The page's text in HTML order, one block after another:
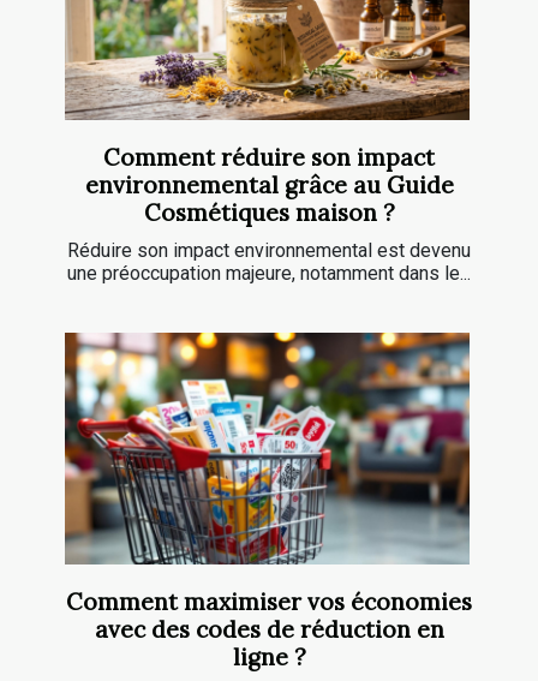
Comment réduire son impact
environnemental grâce au Guide
Cosmétiques maison ?
Réduire son impact environnemental est devenu
une préoccupation majeure, notamment dans le...
Comment maximiser vos économies
avec des codes de réduction en
ligne ?